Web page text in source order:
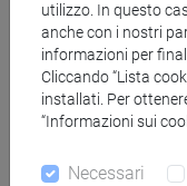
Modalità di
Gli studenti
utilizzo. In questo
anche con i nostri
informazioni per
Cliccando “Lista
installati. Per
“Informazioni sui
Necessari